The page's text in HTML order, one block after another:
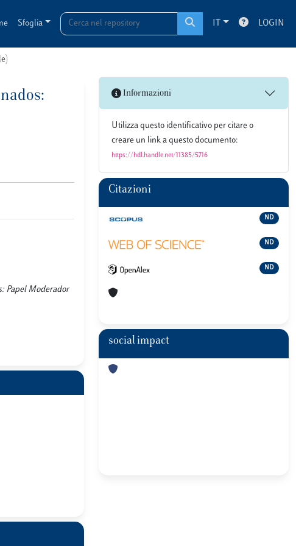
Sfoglia IT LOGIN
Papel Moderador
Informazioni
Utilizza questo identificativo per citare o
creare un link a questo documento:
https://hdl.handle.net/11385/5716
Citazioni
ND
ND
ND
social impact